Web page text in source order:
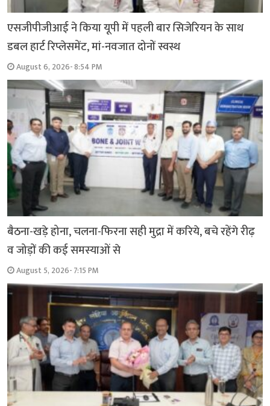
एसजीपीजीआई ने किया यूपी में पहली बार सिजेरियन के साथ
डबल हार्ट रिप्लेसमेंट, मां-नवजात दोनों स्वस्थ
August 6, 2026- 8:54 PM
बैठना-खड़े होना, चलना-फिरना सही मुद्रा में करिये, बचे रहेंगे रीढ़
व जोड़ों की कई समस्याओं से
August 5, 2026- 7:15 PM